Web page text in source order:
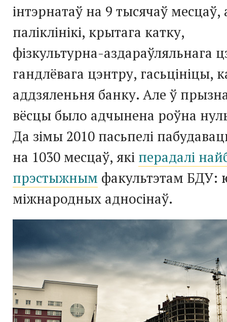
інтэрнатаў на 9 тысячаў месцаў,
паліклінікі, крытага катку,
фізкультурна-аздараўляльнага
гандлёвага цэнтру, гасьцініцы,
аддзяленьня банку. Але ў
вёсцы было адчынена роўна
Да зімы 2010 пасьпелі
на 1030 месцаў, які перадалі
прэстыжным факультэтам БДУ:
міжнародных адносінаў.